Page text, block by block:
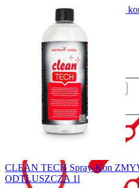
Opaski CZERWONE kulkowe
Do koszyka
CLEAN TECH Spray-Kon
ODTŁUSZCZA 1l